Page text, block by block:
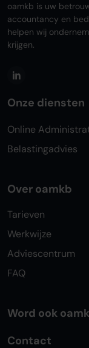
oamkb is uw
accountancy en
helpen wij
krijgen.
Onze diensten
Online
Belastingadvies
Over oamkb
Tarieven
Werkwijze
Adviescentrum
FAQ
Word ook
Contact